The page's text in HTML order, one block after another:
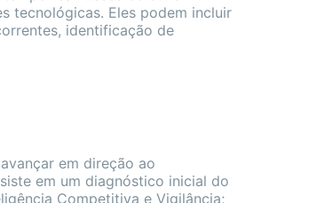
tecnológicas. Eles podem incluir
identificação de
em direção ao
em um diagnóstico inicial do
Competitiva e Vigilância;